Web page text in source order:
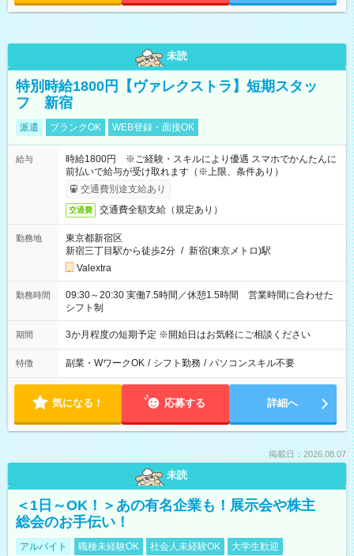
未読
特別時給1800円【ヴァレクストラ】短期スタッ
フ 新宿
派遣 ブランクOK WEB登録・面接OK
給与
時給1800円 ※ご経験・スキルにより優遇 スマホでかんたんに
前払いで給与が受け取れます（※上限、条件あり）
交通費別途支給あり
交通費 交通費全額支給（規定あり）
勤務地
東京都新宿区
新宿三丁目駅から徒歩2分 / 新宿(東京メトロ)駅
Valextra
勤務時間
09:30～20:30 実働7.5時間／休憩1.5時間 営業時間に合わせた
シフト制
期間 3か月程度の短期予定 ※開始日はお気軽にご相談ください
特徴 副業・WワークOK / シフト勤務 / パソコンスキル不要
気になる！ 応募する 詳細へ
掲載日：2026.08.07
未読
＜1日～OK！＞あの有名企業も！展示会や株主
総会のお手伝い！
アルバイト 職種未経験OK 社会人未経験OK
大学生歓迎